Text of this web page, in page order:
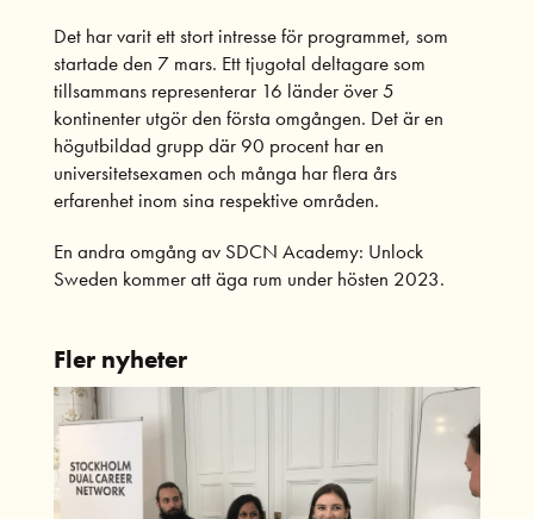
Det har varit ett stort intresse för programmet, som
startade den 7 mars. Ett tjugotal deltagare som
tillsammans representerar 16 länder över 5
kontinenter utgör den första omgången. Det är en
högutbildad grupp där 90 procent har en
universitetsexamen och många har flera års
erfarenhet inom sina respektive områden.
En andra omgång av SDCN Academy: Unlock
Sweden kommer att äga rum under hösten 2023.
Fler nyheter